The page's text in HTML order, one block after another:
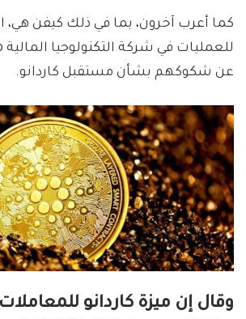
كما أعرب آخرون، بما في ذلك كيفن هي،
عن شكوكهم بشأن مستقبل كاردانو.
وقال إن ميزة كاردانو